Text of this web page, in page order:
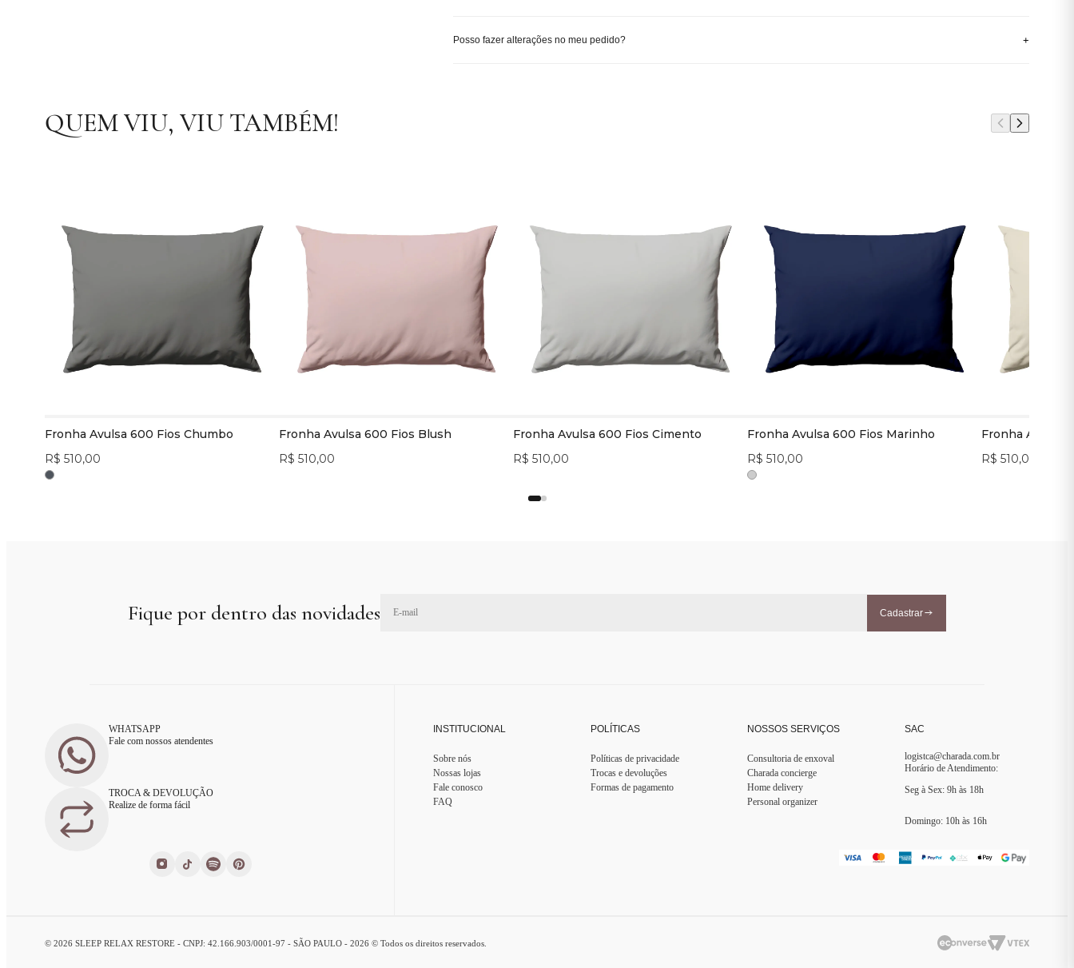
Posso fazer alterações no meu pedido? +
QUEM VIU, VIU TAMBÉM!
Fronha Avulsa 600 Fios Chumbo
R$ 510,00
Fronha Avulsa 600 Fios Blush
R$ 510,00
Fronha Avulsa 600 Fios Cimento
R$ 510,00
Fronha Avulsa 600 Fios Marinho
R$ 510,00
Fronha Avulsa
R$ 510,00
Fique por dentro das novidades Cadastrar
WHATSAPP
Fale com nossos atendentes
TROCA & DEVOLUÇÃO
Realize de forma fácil
INSTITUCIONAL
Sobre nós
Nossas lojas
Fale conosco
FAQ
POLÍTICAS
Políticas de privacidade
Trocas e devoluções
Formas de pagamento
NOSSOS SERVIÇOS
Consultoria de enxoval
Charada concierge
Home delivery
Personal organizer
SAC
logistca@charada.com.br
Horário de Atendimento:
Seg à Sex: 9h às 18h
Domingo: 10h às 16h
© 2026 SLEEP RELAX RESTORE - CNPJ: 42.166.903/0001-97 - SÃO PAULO - 2026 © Todos os direitos reservados.